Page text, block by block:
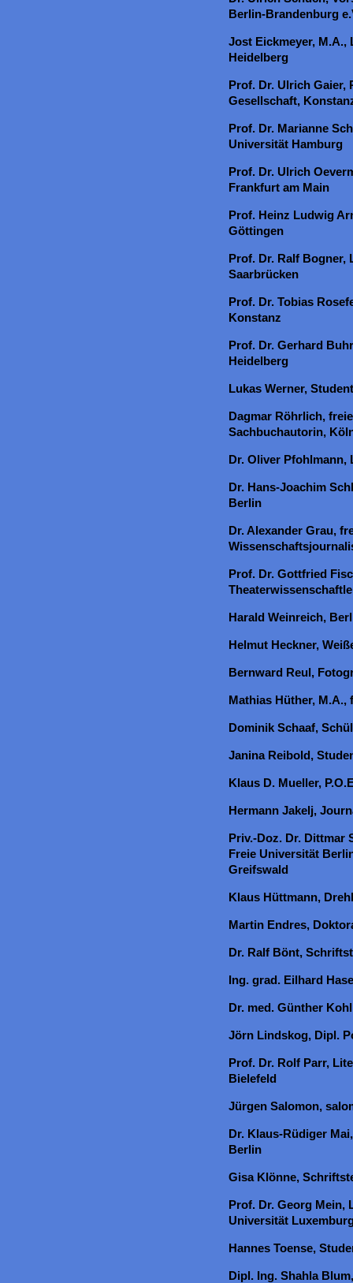
Berlin-Brandenburg
Jost Eickmeyer,
Heidelberg
Prof. Dr. Ulrich Gaier,
Gesellschaft,
Prof. Dr. Marianne
Universität Hamburg
Prof. Dr. Ulrich
Frankfurt am Main
Prof. Heinz Ludwig
Göttingen
Prof. Dr. Ralf Bogner,
Saarbrücken
Prof. Dr. Tobias
Konstanz
Prof. Dr. Gerhard
Heidelberg
Lukas Werner,
Dagmar Röhrlich,
Sachbuchautorin,
Dr. Oliver
Dr. Hans-Joachim
Berlin
Dr. Alexander Grau,
Prof. Dr. Gottfried
Harald Weinreich,
Helmut Heckner,
Bernward Reul,
Mathias Hüther,
Dominik Schaaf,
Janina Reibold,
Klaus D. Mueller,
Hermann Jakelj,
Priv.-Doz. Dr. Dittmar
Freie Universität
Greifswald
Klaus Hüttmann,
Martin Endres,
Dr. Ralf Bönt,
Ing. grad. Eilhard
Dr. med. Günther
Jörn Lindskog, Dipl.
Prof. Dr. Rolf Parr,
Bielefeld
Jürgen Salomon,
Dr. Klaus-Rüdiger
Berlin
Gisa Klönne,
Prof. Dr. Georg Mein,
Universität
Hannes Toense,
Dipl. Ing. Shahla